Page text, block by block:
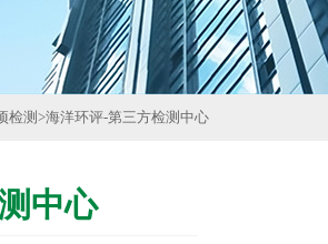
检测 >海洋环评-第三方检测中心
中心